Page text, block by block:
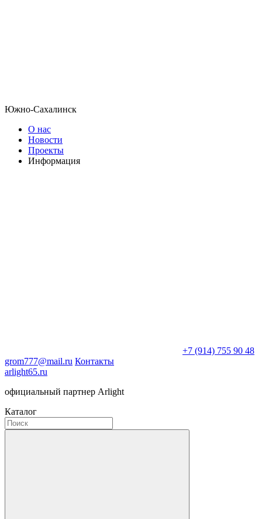
Южно-Сахалинск
О нас
Новости
Проекты
Информация
+7 (914) 755 90 48
grom777@mail.ru Контакты
arlight65.ru
официальный партнер Arlight
Каталог